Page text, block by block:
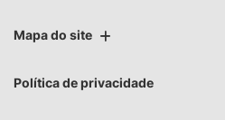
Mapa do site
Política de privacidade